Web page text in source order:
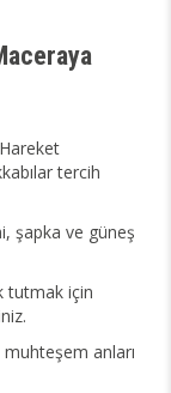
tercih
şapka ve güneş
tutmak için
muhteşem anları